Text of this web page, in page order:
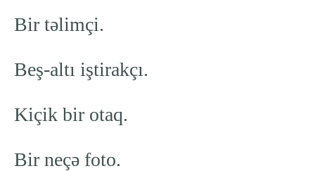
Bir təlimçi.
Beş-altı iştirakçı.
Kiçik bir otaq.
Bir neçə foto.